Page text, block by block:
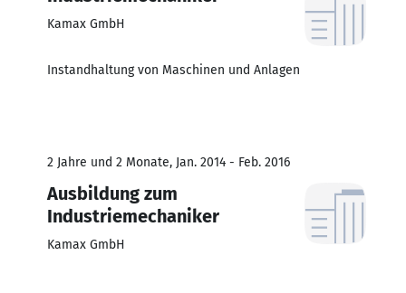
Kamax GmbH
Instandhaltung von Maschinen und Anlagen
2 Jahre und 2 Monate, Jan. 2014 - Feb. 2016
Ausbildung zum
Industriemechaniker
Kamax GmbH